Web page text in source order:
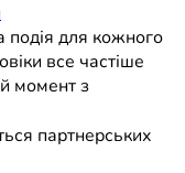
для кожного
все частіше
момент з
партнерських